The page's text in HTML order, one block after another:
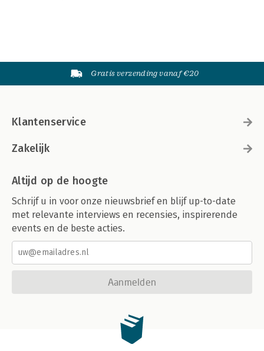
Gratis verzending vanaf €20
Klantenservice
Zakelijk
Altijd op de hoogte
Schrijf u in voor onze nieuwsbrief en blijf up-to-date
met relevante interviews en recensies, inspirerende
events en de beste acties.
Aanmelden